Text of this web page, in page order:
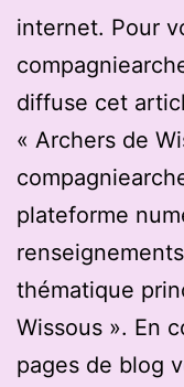
internet. Pour
diffuse cet
« Archers de
plateforme
thématique
Wissous ». En
pages de blog